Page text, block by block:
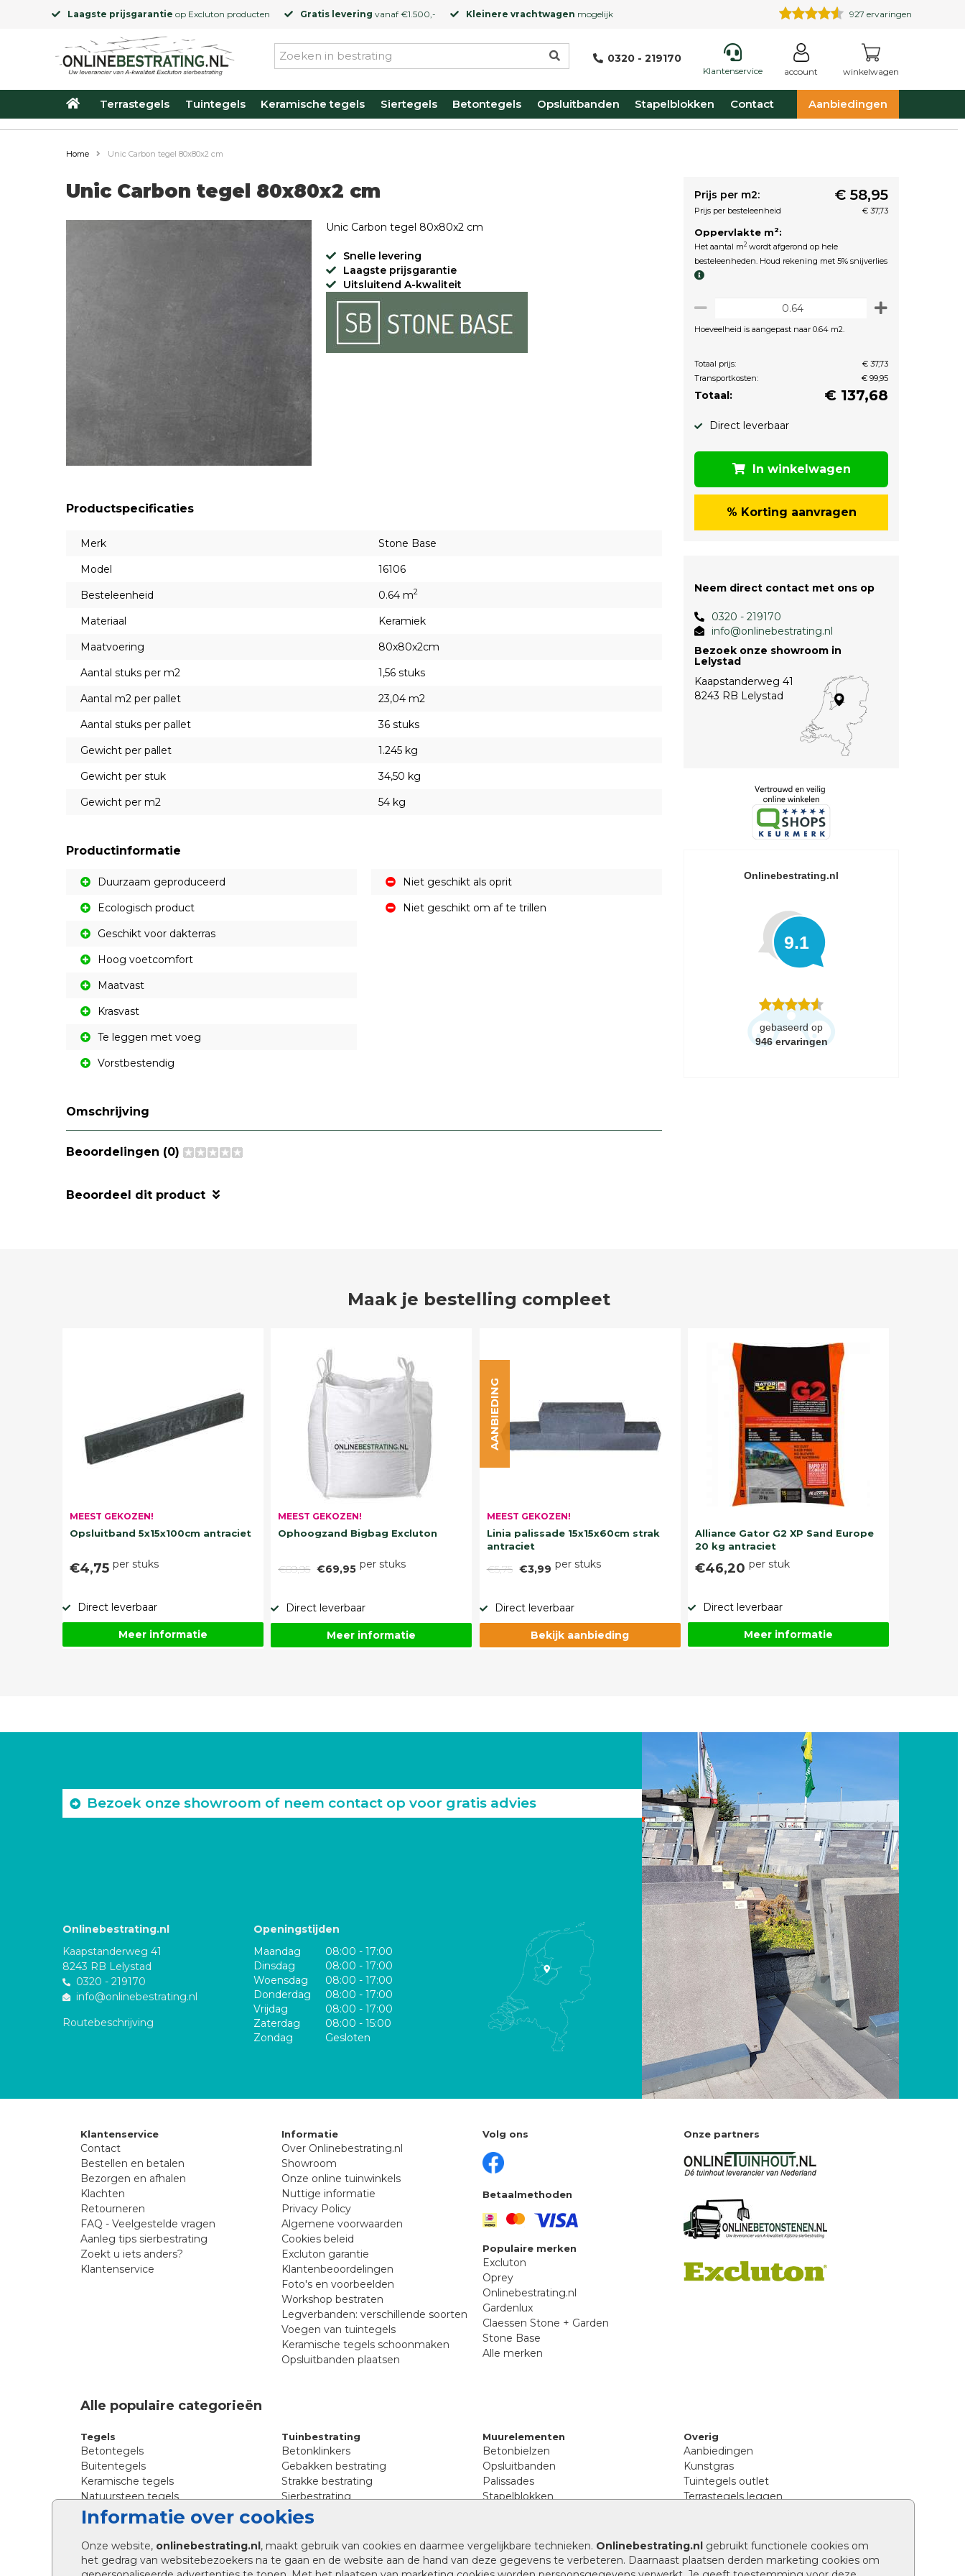
Laagste prijsgarantie op Excluton producten Gratis levering vanaf €1.500,- Kleinere vrachtwagen mogelijk 927 ervaringen
0320 - 219170
Klantenservice account winkelwagen
Terrastegels Tuintegels Keramische tegels Siertegels Betontegels Opsluitbanden Stapelblokken Contact Aanbiedingen
Informatie over cookies
Onze website, onlinebestrating.nl, maakt gebruik van cookies en daarmee vergelijkbare technieken. Onlinebestrating.nl gebruikt functionele cookies om
het gedrag van websitebezoekers na te gaan en de website aan de hand van deze gegevens te verbeteren. Daarnaast plaatsen derden marketing cookies om
Home Unic Carbon tegel 80x80x2 cm
Unic Carbon tegel 80x80x2 cm
Unic Carbon tegel 80x80x2 cm
Snelle levering
Laagste prijsgarantie
Uitsluitend A-kwaliteit
Productspecificaties
Merk
Stone Base
Model
16106
Besteleenheid
0.64 m2
Materiaal
Keramiek
Maatvoering
80x80x2cm
Aantal stuks per m2
1,56 stuks
Aantal m2 per pallet
23,04 m2
Aantal stuks per pallet
36 stuks
Gewicht per pallet
1.245 kg
Gewicht per stuk
34,50 kg
Gewicht per m2
54 kg
Productinformatie
Duurzaam geproduceerd
Ecologisch product
Geschikt voor dakterras
Hoog voetcomfort
Maatvast
Krasvast
Te leggen met voeg
Vorstbestendig
Niet geschikt als oprit
Niet geschikt om af te trillen
Omschrijving
Beoordelingen (0)
Beoordeel dit product
Prijs per m2: € 58,95
Prijs per besteleenheid € 37,73
Oppervlakte m2:
Het aantal m2 wordt afgerond op hele
besteleenheden. Houd rekening met 5% snijverlies
Hoeveelheid is aangepast naar 0.64 m2.
Totaal prijs:
€ 37,73
Transportkosten:
€ 99,95
Totaal: € 137,68
Direct leverbaar
In winkelwagen
% Korting aanvragen
Neem direct contact met ons op
0320 - 219170
info@onlinebestrating.nl
Bezoek onze showroom in
Lelystad
Kaapstanderweg 41
8243 RB Lelystad
Onlinebestrating.nl
9.1
gebaseerd op
946 ervaringen
Maak je bestelling compleet
MEEST GEKOZEN!
Opsluitband 5x15x100cm antraciet
€4,75 per stuks
Direct leverbaar
Meer informatie
MEEST GEKOZEN!
Ophoogzand Bigbag Excluton
€89,95 €69,95 per stuks
Direct leverbaar
Meer informatie
MEEST GEKOZEN!
Linia palissade 15x15x60cm strak
antraciet
€5,75 €3,99 per stuks
AANBIEDING
Direct leverbaar
Bekijk aanbieding
Alliance Gator G2 XP Sand Europe
20 kg antraciet
€46,20 per stuk
Direct leverbaar
Meer informatie
Bezoek onze showroom of neem contact op voor gratis advies
Onlinebestrating.nl
Kaapstanderweg 41
8243 RB Lelystad
0320 - 219170
info@onlinebestrating.nl
Routebeschrijving
Openingstijden
Maandag
08:00 - 17:00
Dinsdag
08:00 - 17:00
Woensdag
08:00 - 17:00
Donderdag
08:00 - 17:00
Vrijdag
08:00 - 17:00
Zaterdag
08:00 - 15:00
Zondag
Gesloten
Klantenservice
Contact
Bestellen en betalen
Bezorgen en afhalen
Klachten
Retourneren
FAQ - Veelgestelde vragen
Aanleg tips sierbestrating
Zoekt u iets anders?
Klantenservice
Informatie
Over Onlinebestrating.nl
Showroom
Onze online tuinwinkels
Nuttige informatie
Privacy Policy
Algemene voorwaarden
Cookies beleid
Excluton garantie
Klantenbeoordelingen
Foto's en voorbeelden
Workshop bestraten
Legverbanden: verschillende soorten
Voegen van tuintegels
Keramische tegels schoonmaken
Opsluitbanden plaatsen
Volg ons
Betaalmethoden
Populaire merken
Excluton
Oprey
Onlinebestrating.nl
Gardenlux
Claessen Stone + Garden
Stone Base
Alle merken
Onze partners
Alle populaire categorieën
Tegels
Betontegels
Buitentegels
Keramische tegels
Natuursteen tegels
Siertegels
Stoeptegels
Straattegels
Terrastegels
Tuintegels
Tuinbestrating
Betonklinkers
Gebakken bestrating
Strakke bestrating
Sierbestrating
Straatklinkers
Straatstenen
Trommelstenen
Tuinstenen
Waalformaat
Muurelementen
Betonbielzen
Opsluitbanden
Palissades
Stapelblokken
Afwatering en diversen
Beplantings en betonelementen
Split, grind en zand
Overig
Aanbiedingen
Kunstgras
Tuintegels outlet
Terrastegels leggen
Legpatronen betonstenen
Hoe betonstenen onderhouden
Aanlegtips voor betonstenen